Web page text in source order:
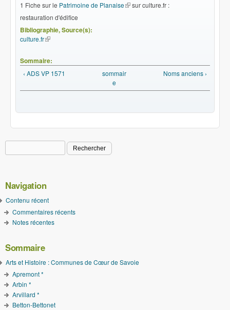
1 Fiche sur le Patrimoine de Planaise(le lien est externe)
sur culture.fr :
restauration d'édifice
Bibliographie, Source(s):
culture.fr(le lien est externe)
Sommaire:
‹ ADS VP 1571
sommair
e
Noms anciens ›
Formulaire de recherche
Navigation
Contenu récent
Commentaires récents
Notes récentes
Sommaire
Arts et Histoire : Communes de Cœur de Savoie
Apremont *
Arbin *
Arvillard *
Betton-Bettonet